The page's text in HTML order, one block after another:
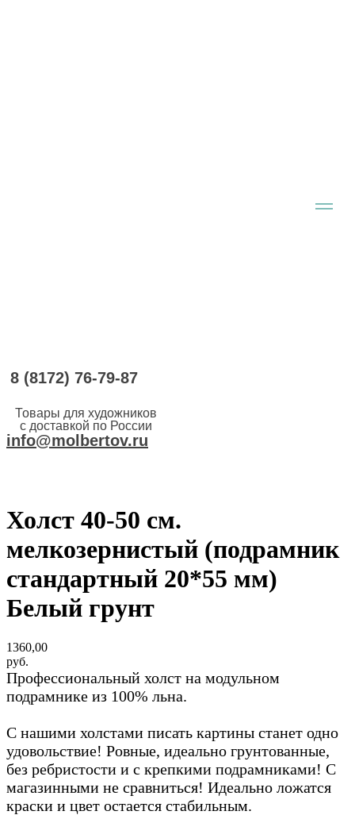
8 (8172) 76-79-87
Товары для художников
с доставкой по России
info@molbertov.ru
Холст 40-50 см.
мелкозернистый (подрамник
стандартный 20*55 мм)
Белый грунт
1360,00
руб.
Профессиональный холст на модульном
подрамнике из 100% льна.
С нашими холстами писать картины станет одно
удовольствие! Ровные, идеально грунтованные,
без ребристости и с крепкими подрамниками! С
магазинными не сравниться! Идеально ложатся
краски и цвет остается стабильным.